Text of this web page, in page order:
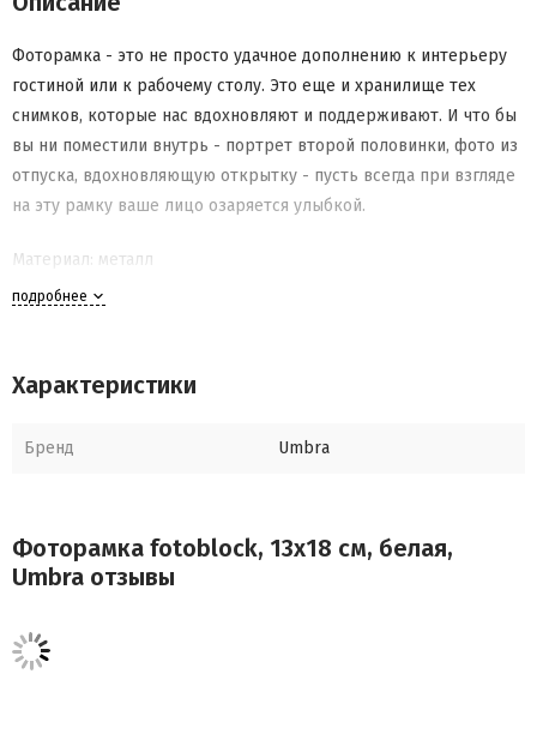
Фоторамка - это не просто удачное дополнению к интерьеру
гостиной или к рабочему столу. Это еще и хранилище тех
снимков, которые нас вдохновляют и поддерживают. И что бы
вы ни поместили внутрь - портрет второй половинки, фото из
отпуска, вдохновляющую открытку - пусть всегда при взгляде
на эту рамку ваше лицо озаряется улыбкой.
Материал: металл
подробнее
Характеристики
Бренд Umbra
Фоторамка fotoblock, 13х18 см, белая,
Umbra отзывы